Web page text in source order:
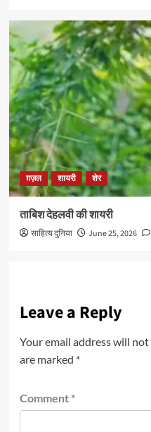
ग़ज़ल शायरी शेर
ताबिश देहलवी की शायरी
साहित्य दुनिया June 25, 2026
Leave a Reply
Your email address will
are marked *
Comment *